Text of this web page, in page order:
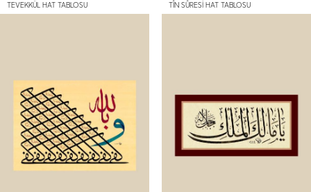
TEVEKKÜL HAT TABLOSU TÎN SÛRESİ HAT TABLOSU